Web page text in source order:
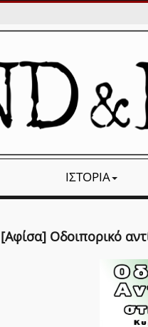
ΙΣΤΟΡΊΑ
[Αφίσα] Οδοιπορικό